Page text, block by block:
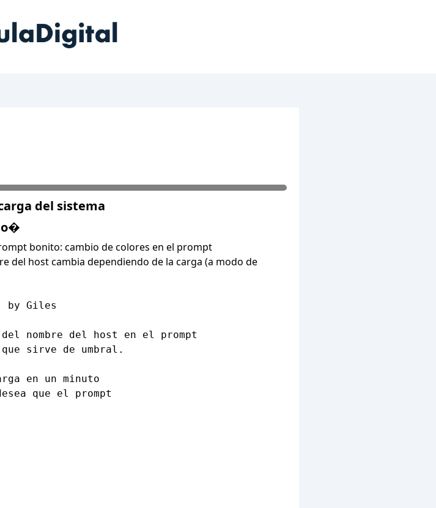
del sistema
bonito: cambio de colores en el prompt
del host cambia dependiendo de la carga (a modo de
by Giles
nombre del host en el prompt
sirve de umbral.
en un minuto
que el prompt